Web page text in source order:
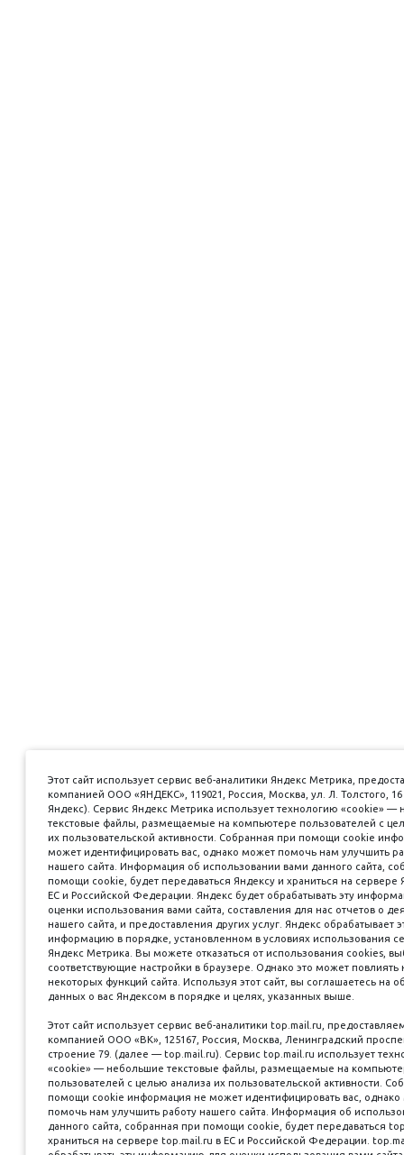
Этот сайт использует сервис веб-аналитики Яндекс Метрика,
компанией ООО «ЯНДЕКС», 119021, Россия, Москва, ул. Л. Толстого,
Яндекс). Сервис Яндекс Метрика использует технологию «cookie» —
текстовые файлы, размещаемые на компьютере пользователей с
их пользовательской активности. Собранная при помощи cookie
может идентифицировать вас, однако может помочь нам улучшить
нашего сайта. Информация об использовании вами данного сайта,
помощи cookie, будет передаваться Яндексу и храниться на сервере
ЕС и Российской Федерации. Яндекс будет обрабатывать эту
оценки использования вами сайта, составления для нас отчетов о
нашего сайта, и предоставления других услуг. Яндекс обрабатывает
информацию в порядке, установленном в условиях использования
Яндекс Метрика. Вы можете отказаться от использования cookies,
соответствующие настройки в браузере. Однако это может повлиять
некоторых функций сайта. Используя этот сайт, вы соглашаетесь на
данных о вас Яндексом в порядке и целях, указанных выше.
Этот сайт использует сервис веб-аналитики top.mail.ru,
компанией ООО «ВК», 125167, Россия, Москва, Ленинградский
строение 79. (далее — top.mail.ru). Сервис top.mail.ru использует
«cookie» — небольшие текстовые файлы, размещаемые на
пользователей с целью анализа их пользовательской активности.
помощи cookie информация не может идентифицировать вас,
помочь нам улучшить работу нашего сайта. Информация об
данного сайта, собранная при помощи cookie, будет передаваться
храниться на сервере top.mail.ru в ЕС и Российской Федерации.